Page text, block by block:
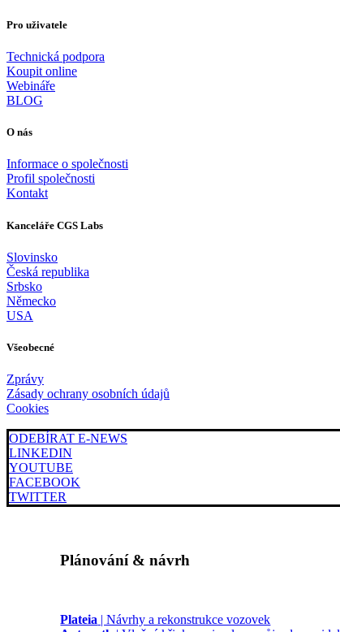
Pro uživatele
Technická podpora
Koupit online
Webináře
BLOG
O nás
Informace o společnosti
Profil společnosti
Kontakt
Kanceláře CGS Labs
Slovinsko
Česká republika
Srbsko
Německo
USA
Všeobecné
Zprávy
Zásady ochrany osobních údajů
Cookies
ODEBÍRAT E-NEWS
LINKEDIN
YOUTUBE
FACEBOOK
TWITTER
Plánování & návrh
Plateia | Návrhy a rekonstrukce vozovek